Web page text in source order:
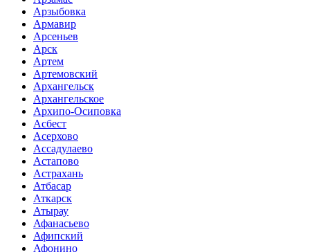
Арзыбовка
Армавир
Арсеньев
Арск
Артем
Артемовский
Архангельск
Архангельское
Архипо-Осиповка
Асбест
Асерхово
Ассадулаево
Астапово
Астрахань
Атбасар
Аткарск
Атырау
Афанасьево
Афипский
Афонино